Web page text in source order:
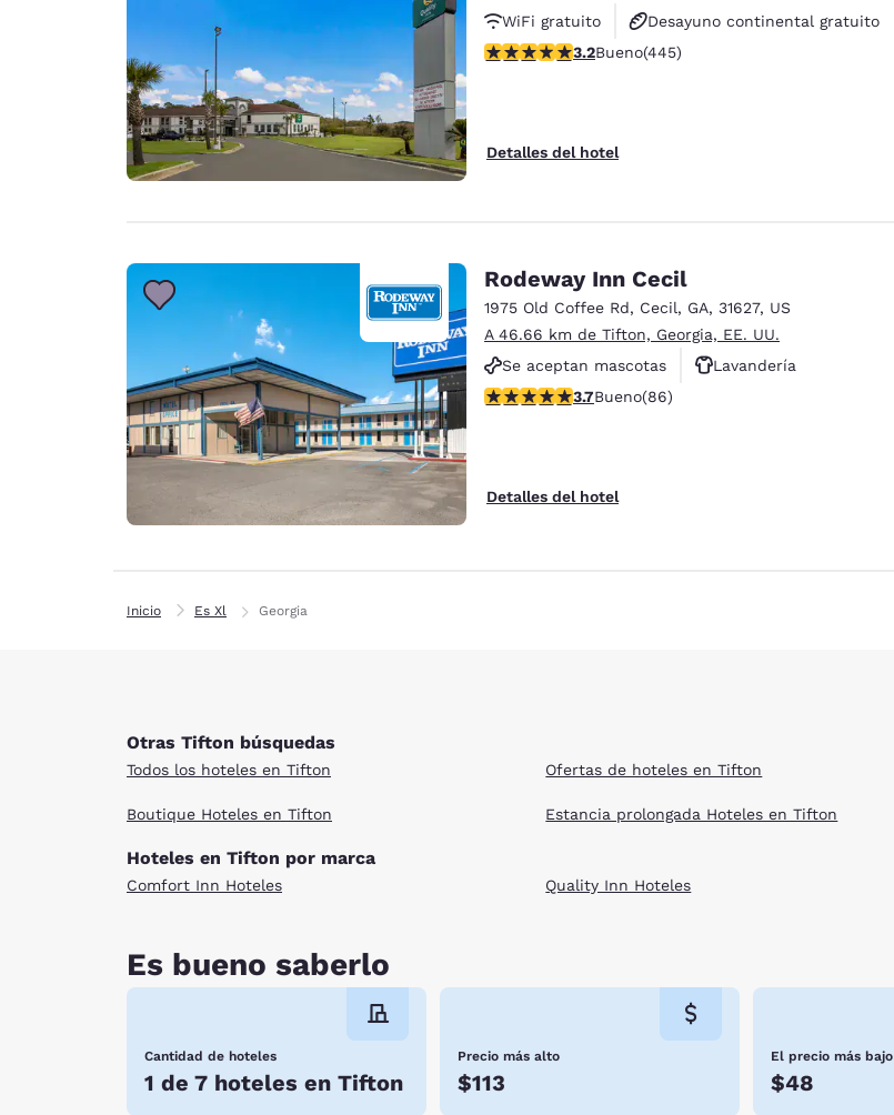
WiFi gratuito
Desayuno continental gratuito
Desayuno caliente gratis
calificación de 3.2 estrellas. Bueno. 445 reseñas
3.2Bueno(445)
Detalles del hotel
Rodeway Inn Cecil
1975 Old Coffee Rd, Cecil, GA, 31627, US
A 46.66 km de Tifton, Georgia, EE. UU.
Se aceptan mascotas
Lavandería
Estacionamiento para camiones
calificación de 3.69 estrellas. Bueno. 86 reseñas
3.7Bueno(86)
Detalles del hotel
Inicio Es Xl Georgia
Otras Tifton búsquedas
Todos los hoteles en Tifton
Boutique Hoteles en Tifton
Ofertas de hoteles en Tifton
Estancia prolongada Hoteles en Tifton
Hoteles en Tifton por marca
Comfort Inn Hoteles Quality Inn Hoteles
Es bueno saberlo
Cantidad de hoteles
1 de 7 hoteles en Tifton
Precio más alto
$113
El precio más bajo
$48